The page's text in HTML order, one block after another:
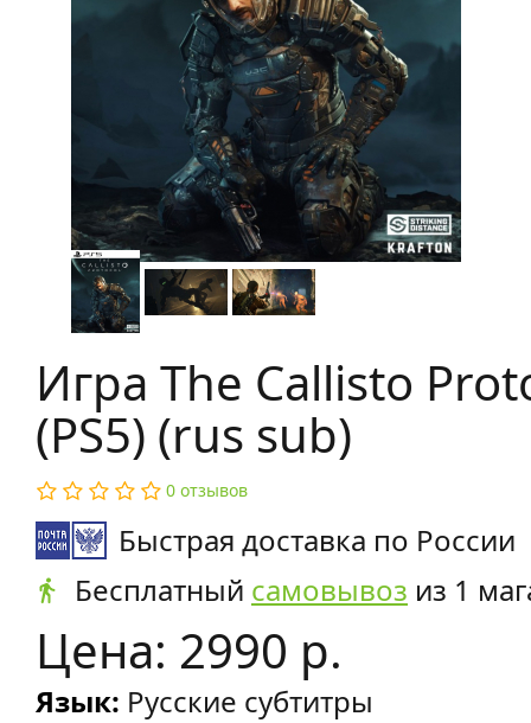
Игра The Callisto
(PS5) (rus sub)
0 отзывов
Быстрая доставка по России
Бесплатный самовывоз из 1
Цена: 2990 р.
Язык: Русские субтитры